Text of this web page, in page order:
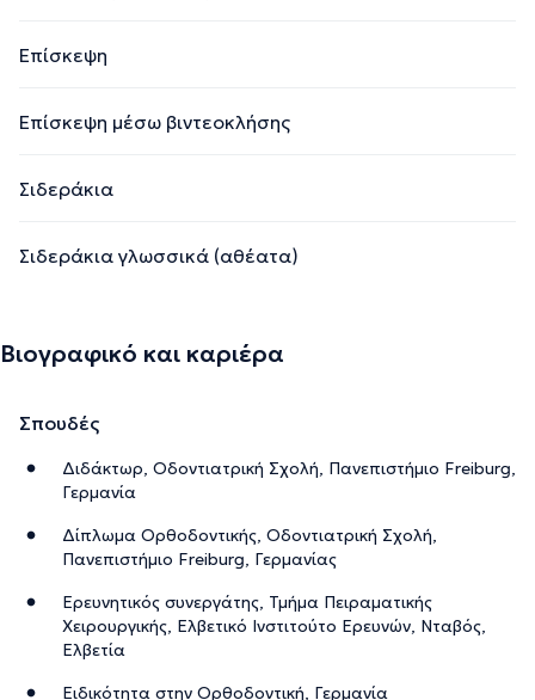
Επίσκεψη
Επίσκεψη μέσω βιντεοκλήσης
Σιδεράκια
Σιδεράκια γλωσσικά (αθέατα)
Βιογραφικό και καριέρα
Σπουδές
Διδάκτωρ, Οδοντιατρική Σχολή, Πανεπιστήμιο Freiburg,
Γερμανία
Δίπλωμα Ορθοδοντικής, Οδοντιατρική Σχολή,
Πανεπιστήμιο Freiburg, Γερμανίας
Ερευνητικός συνεργάτης, Τμήμα Πειραματικής
Χειρουργικής, Ελβετικό Ινστιτούτο Ερευνών, Νταβός,
Ελβετία
Ειδικότητα στην Ορθοδοντική, Γερμανία